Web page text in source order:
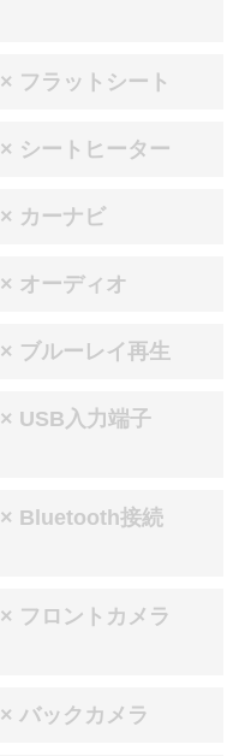
× フラットシート
× シートヒーター
× カーナビ
× オーディオ
× ブルーレイ再生
× USB入力端子
× Bluetooth接続
× フロントカメラ
× バックカメラ